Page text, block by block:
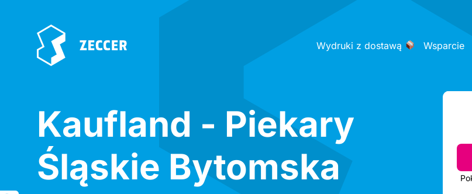
Wydruki z dostawą Wsparcie
Kaufland - Piekary
Śląskie Bytomska